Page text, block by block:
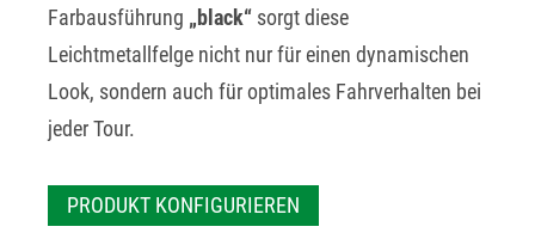
Farbausführung „black“ sorgt diese
Leichtmetallfelge nicht nur für einen dynamischen
Look, sondern auch für optimales Fahrverhalten bei
jeder Tour.
PRODUKT KONFIGURIEREN